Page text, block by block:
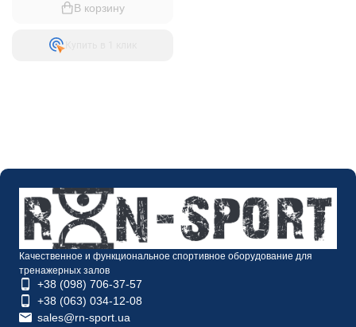
В корзину
Купить в 1 клик
Качественное и функциональное спортивное оборудование для
тренажерных залов
+38 (098) 706-37-57
+38 (063) 034-12-08
sales@rn-sport.ua